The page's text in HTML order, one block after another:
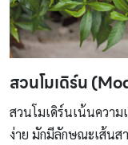
สวนโมเดิร์น
สวนโมเดิร์นเน้นควา
ง่าย มักมีลักษณะเส้นส